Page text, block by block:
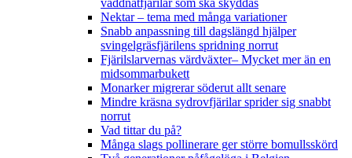
Nektar – tema med många variationer
Snabb anpassning till dagslängd hjälper
svingelgräsfjärilens spridning norrut
Fjärilslarvernas värdväxter– Mycket mer än en
midsommarbukett
Monarker migrerar söderut allt senare
Mindre kräsna sydrovfjärilar sprider sig snabbt
norrut
Vad tittar du på?
Många slags pollinerare ger större bomullsskörd